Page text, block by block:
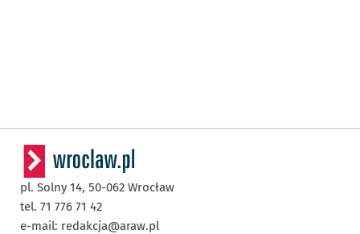
pl. Solny 14, 50-062 Wrocław
tel. 71 776 71 42
e-mail: redakcja@araw.pl